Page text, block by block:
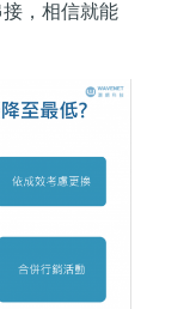
，相信就能